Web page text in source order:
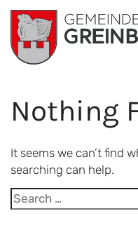
Skip
Nothing
It seems we can’t find
searching can help.